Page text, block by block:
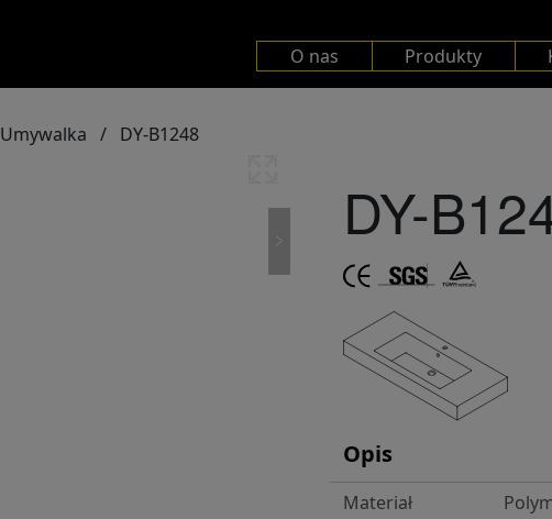
O nas Produkty
Umywalka / DY-B1248
DY-
Opis
Materiał